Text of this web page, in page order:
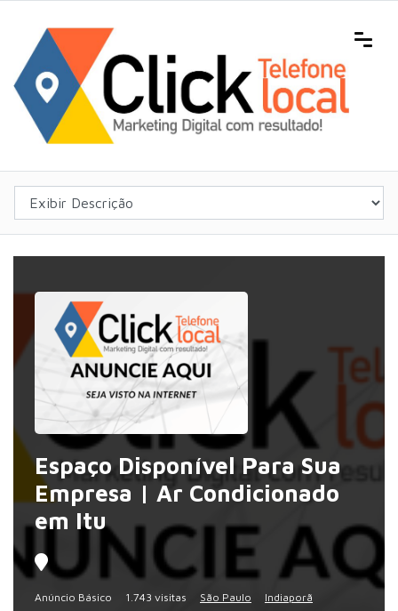
Espaço Disponível Para Sua
Empresa | Ar Condicionado
em Itu
Anúncio Básico 1.743 visitas São Paulo Indiaporã